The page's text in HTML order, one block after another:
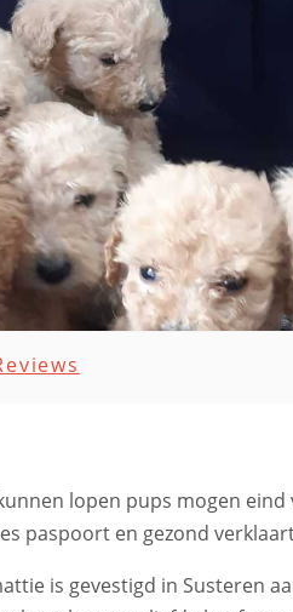
lopen pups mogen eind
paspoort en gezond
is gevestigd in Susteren